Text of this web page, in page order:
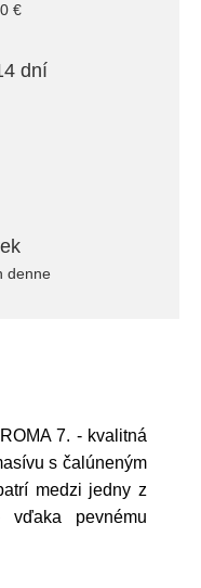
€
dní
denne
7. - kvalitná
s čalúneným
medzi jedny z
vďaka pevnému